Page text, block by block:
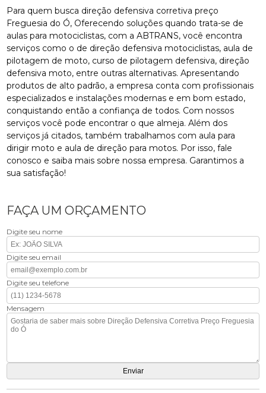
Para quem busca direção defensiva corretiva preço
Freguesia do Ó, Oferecendo soluções quando trata-se de
aulas para motociclistas, com a ABTRANS, você encontra
serviços como o de direção defensiva motociclistas, aula de
pilotagem de moto, curso de pilotagem defensiva, direção
defensiva moto, entre outras alternativas. Apresentando
produtos de alto padrão, a empresa conta com profissionais
especializados e instalações modernas e em bom estado,
conquistando então a confiança de todos. Com nossos
serviços você pode encontrar o que almeja. Além dos
serviços já citados, também trabalhamos com aula para
dirigir moto e aula de direção para motos. Por isso, fale
conosco e saiba mais sobre nossa empresa. Garantimos a
sua satisfação!
FAÇA UM ORÇAMENTO
Digite seu nome
Digite seu email
Digite seu telefone
Mensagem